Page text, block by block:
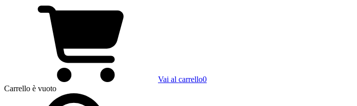
Vai al carrello0
Carrello è vuoto